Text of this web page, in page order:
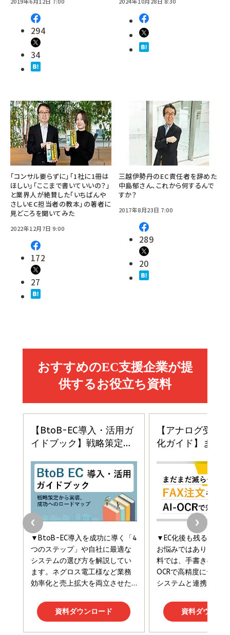
294
34
「コンサル要らずに」「1社に1冊は
ほしい」「ここまで書いていいの？」
と業界人が絶賛した「いちばんや
さしいEC担当者の教本」の著者に
見どころを聞いてみた
2022年12月7日 9:00
172
27
三越伊勢丹のEC責任者を辞めた
中島郁さん、これから何するんで
すか？
2017年8月23日 7:00
289
20